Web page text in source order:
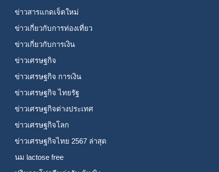
ข่าวสารแกดเจ็ตใหม่
ข่าวเกี่ยวกับการท่องเที่ยว
ข่าวเกี่ยวกับการเงิน
ข่าวเศรษฐกิจ
ข่าวเศรษฐกิจ การเงิน
ข่าวเศรษฐกิจ ไทยรัฐ
ข่าวเศรษฐกิจต่างประเทศ
ข่าวเศรษฐกิจโลก
ข่าวเศรษฐกิจไทย 2567 ล่าสุด
นม lactose free